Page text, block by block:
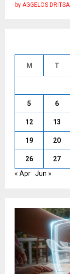
by AGGELOS
M T
5 6
12 13
19 20
26 27
« Apr Jun »